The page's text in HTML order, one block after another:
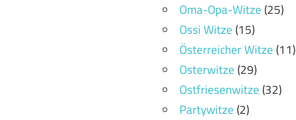
Oma-Opa-Witze(25)
Ossi Witze(15)
Österreicher Witze(11)
Osterwitze(29)
Ostfriesenwitze(32)
Partywitze(2)